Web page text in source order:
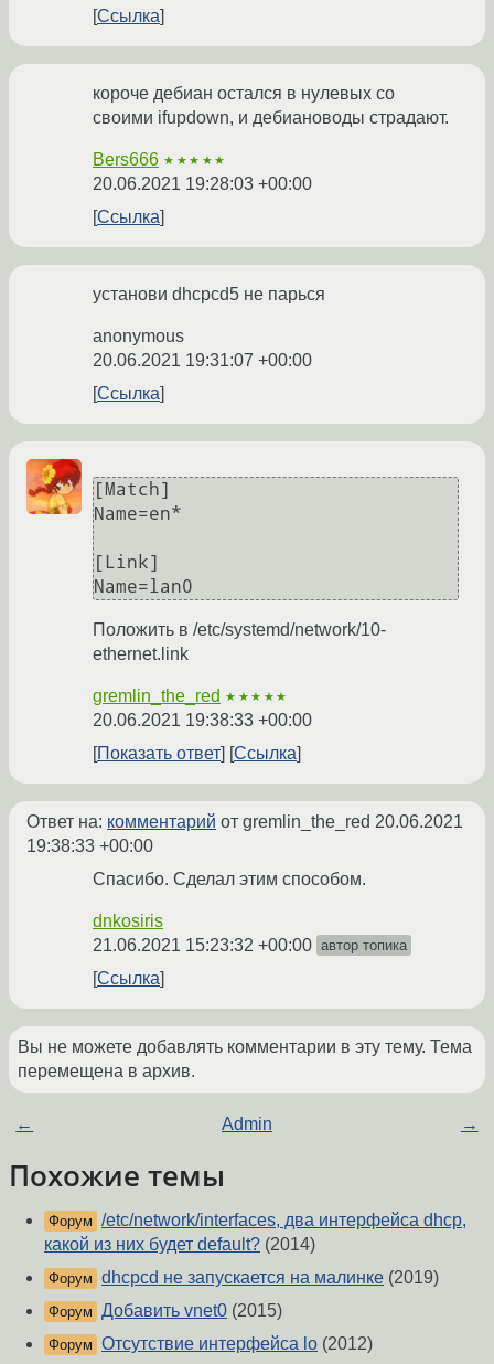
Ссылка
короче дебиан остался в нулевых со
своими ifupdown, и дебиановоды страдают.
Bers666 ★★★★★
20.06.2021 19:28:03 +00:00
Ссылка
установи dhcpcd5 не парься
anonymous
20.06.2021 19:31:07 +00:00
Ссылка
[Match]
Name=en*
[Link]
Положить в /etc/systemd/network/10-
ethernet.link
gremlin_the_red ★★★★★
20.06.2021 19:38:33 +00:00
Показать ответ
Ссылка
Ответ на: комментарий от gremlin_the_red 20.06.2021
19:38:33 +00:00
Спасибо. Сделал этим способом.
dnkosiris
21.06.2021 15:23:32 +00:00 автор топика
Ссылка
Вы не можете добавлять комментарии в эту тему. Тема
перемещена в архив.
← Admin →
Похожие темы
Форум /etc/network/interfaces, два интерфейса dhcp,
какой из них будет default? (2014)
Форум dhcpcd не запускается на малинке (2019)
Форум Добавить vnet0 (2015)
Форум Отсутствие интерфейса lo (2012)